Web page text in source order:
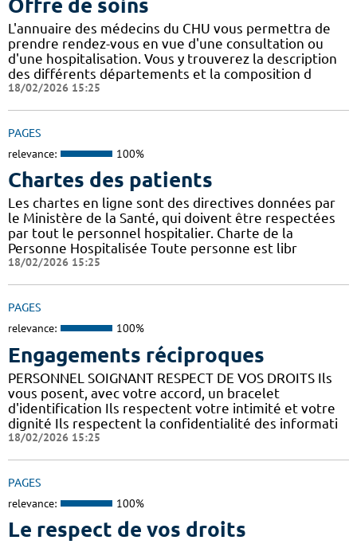
Offre de soins
L'annuaire des médecins du CHU vous permettra de
prendre rendez-vous en vue d'une consultation ou
d'une hospitalisation. Vous y trouverez la description
des différents départements et la composition d
18/02/2026 15:25
PAGES
relevance: 100%
Chartes des patients
Les chartes en ligne sont des directives données par
le Ministère de la Santé, qui doivent être respectées
par tout le personnel hospitalier. Charte de la
Personne Hospitalisée Toute personne est libr
18/02/2026 15:25
PAGES
relevance: 100%
Engagements réciproques
PERSONNEL SOIGNANT RESPECT DE VOS DROITS Ils
vous posent, avec votre accord, un bracelet
d'identification Ils respectent votre intimité et votre
dignité Ils respectent la confidentialité des informati
18/02/2026 15:25
PAGES
relevance: 100%
Le respect de vos droits